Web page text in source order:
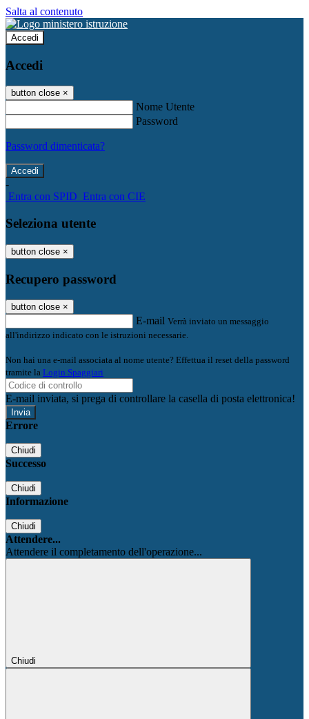
Salta al contenuto
Accedi
Accedi
button close ×
Nome Utente
Password
Password dimenticata?
-
Entra con SPID Entra con CIE
Seleziona utente
button close ×
Recupero password
button close ×
E-mail Verrà inviato un messaggio
all'indirizzo indicato con le istruzioni necessarie.
Non hai una e-mail associata al nome utente? Effettua il reset della password
tramite la Login Spaggiari
E-mail inviata, si prega di controllare la casella di posta elettronica!
Errore
Chiudi
Successo
Chiudi
Informazione
Chiudi
Attendere...
Attendere il completamento dell'operazione...
Chiudi